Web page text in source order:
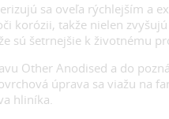
sa oveľa rýchlejším a
korózii, takže nielen
sú šetrnejšie k životnému
Other Anodised a do
úprava sa viažu na
hliníka.